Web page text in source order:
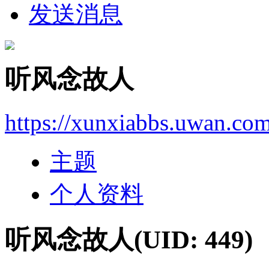
发送消息
听风念故人
https://
主题
个人资料
听风念故人(UID: 449)